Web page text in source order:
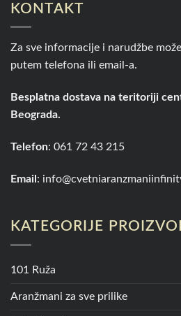
KONTAKT
Za sve informacije i narudžbe
putem telefona ili email-a.
Besplatna dostava na teritoriji
Beograda.
Telefon: 061 72 43 215
Email :
KATEGORIJE
101 Ruža
Aranžmani za sve prilike